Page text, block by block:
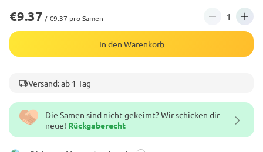
Die Samen sind nicht gekeimt? Wir schicken dir
neue! Rückgaberecht
€9.37 / €9.37 pro Samen
In den Warenkorb
Versand: ab 1 Tag